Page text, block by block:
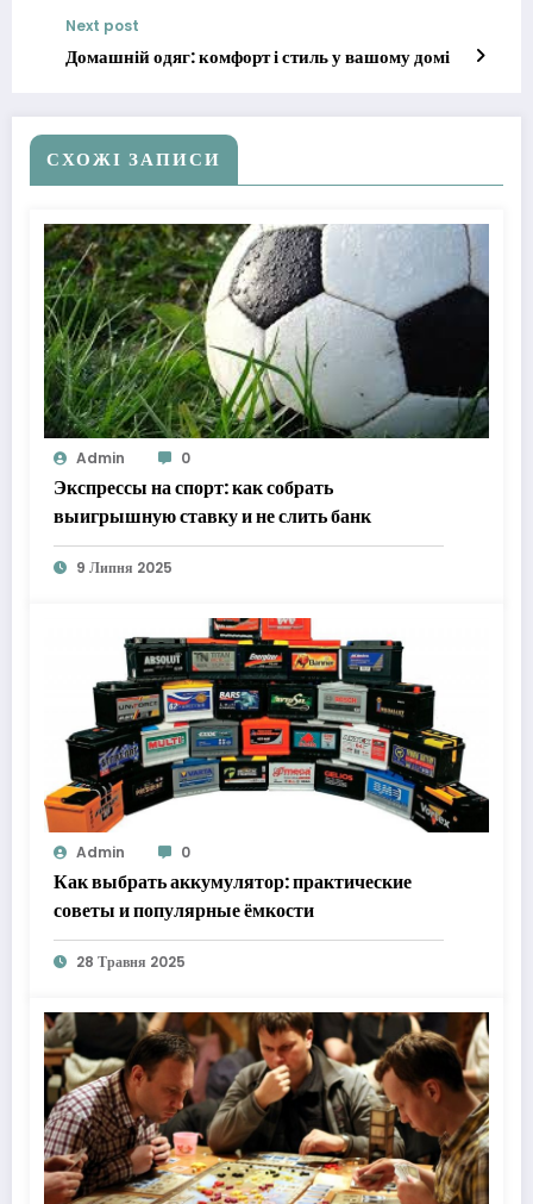
Next post
Домашній одяг: комфорт і стиль у вашому домі
СХОЖІ ЗАПИСИ
Admin 0
Экспрессы на спорт: как собрать
выигрышную ставку и не слить банк
9 Липня 2025
Admin 0
Как выбрать аккумулятор: практические
советы и популярные ёмкости
28 Травня 2025